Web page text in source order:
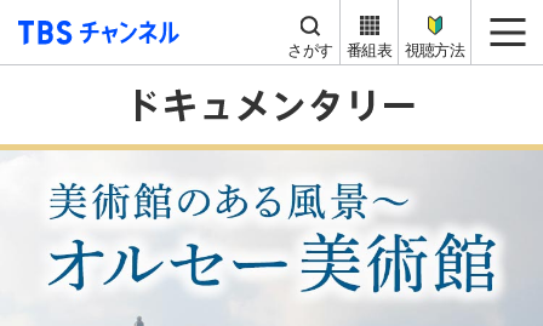
TBS チャンネル
さがす 番組表 視聴方法